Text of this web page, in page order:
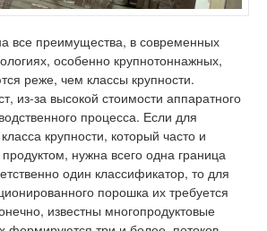
все преимущества, в современных
особенно крупнотоннажных,
реже, чем классы крупности.
из-за высокой стоимости аппаратного
процесса. Если для
крупности, который часто и
нужна всего одна граница
один классификатор, то для
порошка их требуется
известны многопродуктовые